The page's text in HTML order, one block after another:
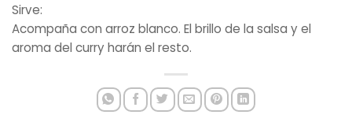
Sirve:
Acompaña con arroz blanco. El brillo de la salsa y el
aroma del curry harán el resto.